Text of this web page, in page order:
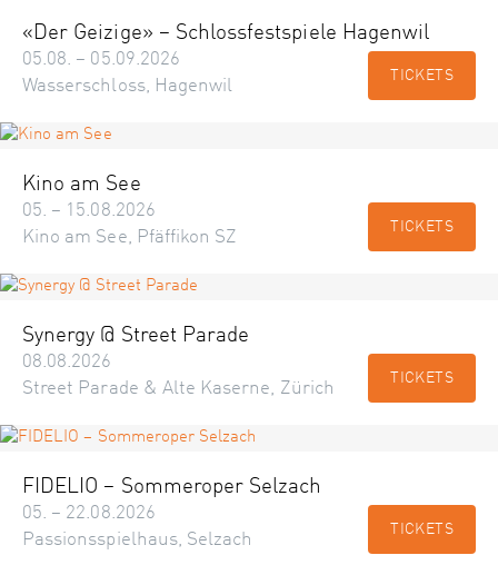
«Der Geizige» – Schlossfestspiele Hagenwil
05.08. – 05.09.2026
Wasserschloss, Hagenwil
TICKETS
Kino am See
05. – 15.08.2026
Kino am See, Pfäffikon SZ
TICKETS
Synergy @ Street Parade
08.08.2026
Street Parade & Alte Kaserne, Zürich
TICKETS
FIDELIO – Sommeroper Selzach
05. – 22.08.2026
Passionsspielhaus, Selzach
TICKETS